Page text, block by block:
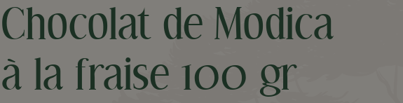
Chocolat de Modica
à la fraise 100 gr